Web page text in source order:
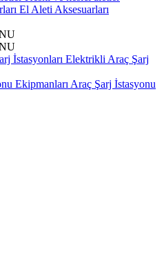
El Aleti Aksesuarları
Elektrikli Araç Şarj
Araç Şarj İstasyonu